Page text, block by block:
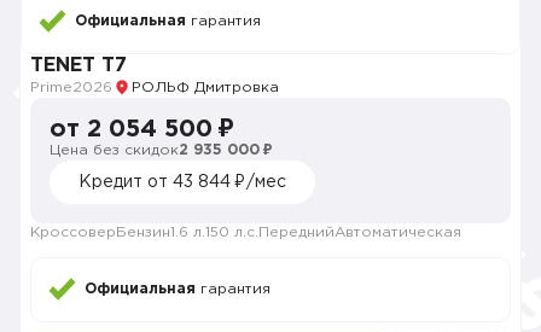
Официальная гарантия
TENET T7
Prime2026 РОЛЬФ Дмитровка
от 2 054 500 ₽
Цена без скидок2 935 000 ₽
Кредит от 43 844 ₽/мес
Кроссовер Бензин1.6 л. 150 л.с. ПереднийАвтоматическая
Официальная гарантия